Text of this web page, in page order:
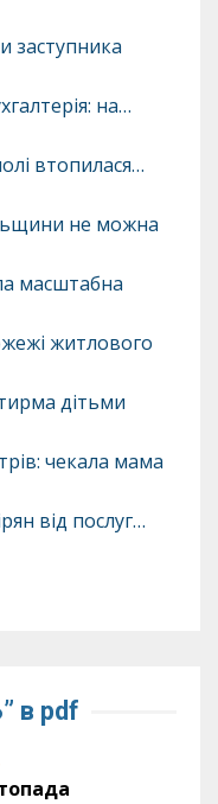
заступника
на…
втопилася…
не можна
масштабна
житлового
дітьми
чекала мама
від послуг…
в pdf